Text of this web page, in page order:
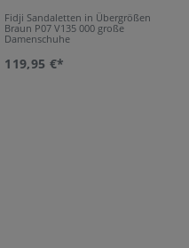
Fidji Sandaletten in Übergrößen
Braun P07 V135 000 große
Damenschuhe
119,95 €*